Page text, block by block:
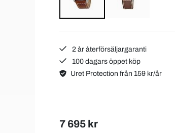
2 år återförsäljargaranti
100 dagars öppet köp
Uret Protection från 159 kr/år
7 695 kr